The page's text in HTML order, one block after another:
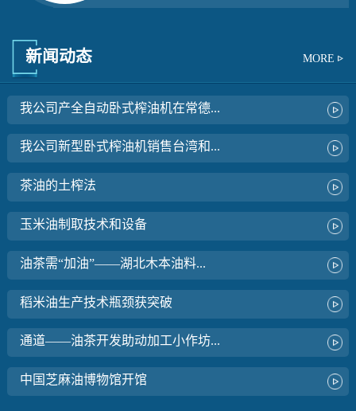
新闻动态 MORE
我公司产全自动卧式榨油机在常德...
我公司新型卧式榨油机销售台湾和...
茶油的土榨法
玉米油制取技术和设备
油茶需“加油”——湖北木本油料...
稻米油生产技术瓶颈获突破
通道——油茶开发助动加工小作坊...
中国芝麻油博物馆开馆